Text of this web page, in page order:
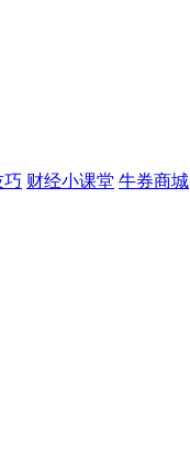
巧 财经小课堂 牛券商城